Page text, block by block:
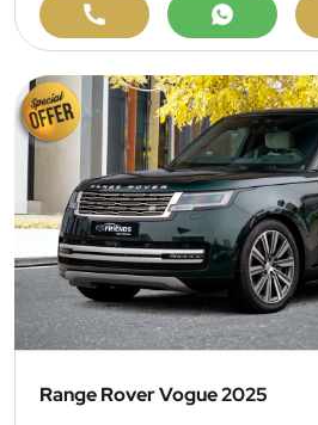
Range Rover Vogue 2025